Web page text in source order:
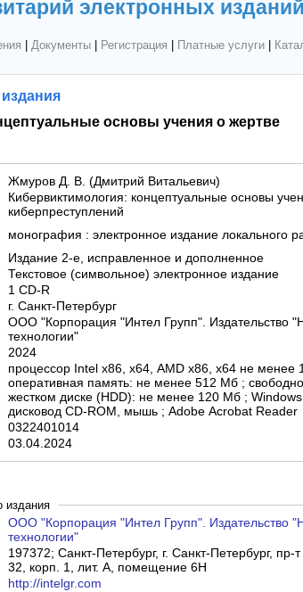
электронных изданий
Документы| Регистрация Платные услуги|
основы учения о жертве
Жмуров Д. В. (Дмитрий Витальевич)
Кибервиктимология: концептуальные основы
киберпреступлений
монография : электронное издание локального
Издание 2-е, исправленное и дополненное
Текстовое (символьное) электронное издание
1 CD-R
г. Санкт-Петербург
ООО "Корпорация "Интел Групп". Издательство
технологии"
2024
процессор Intel х86, х64, AMD х86, х64 не менее
оперативная память: не менее 512 Мб ;
жестком диске (HDD): не менее 120 Мб ;
дисковод CD-ROM, мышь ; Adobe Acrobat Reader
0322401014
03.04.2024
издания
ООО "Корпорация "Интел Групп". Издательство
технологии"
197372; Санкт-Петербург, г. Санкт-Петербург, пр-
32, корп. 1, лит. А, помещение 6Н
http://intelgr.com